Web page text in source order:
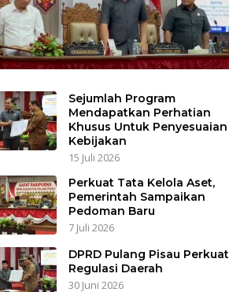
Sejumlah Program
Mendapatkan Perhatian
Khusus Untuk Penyesuaian
Kebijakan
15 Juli 2026
Perkuat Tata Kelola Aset,
Pemerintah Sampaikan
Pedoman Baru
7 Juli 2026
DPRD Pulang Pisau Perkuat
Regulasi Daerah
30 Juni 2026